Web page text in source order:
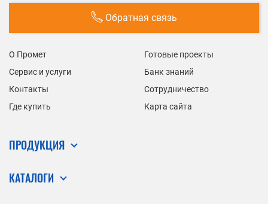
Обратная связь
О Промет
Готовые проекты
Сервис и услуги
Банк знаний
Контакты
Сотрудничество
Где купить
Карта сайта
ПРОДУКЦИЯ
КАТАЛОГИ